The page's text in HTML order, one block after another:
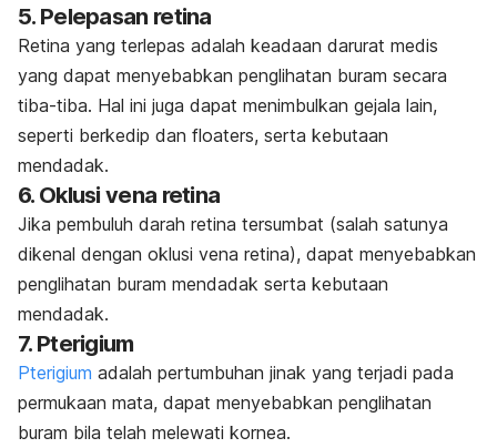
5. Pelepasan retina
Retina yang terlepas adalah keadaan darurat medis
yang dapat menyebabkan penglihatan buram secara
tiba-tiba. Hal ini juga dapat menimbulkan gejala lain,
seperti berkedip dan floaters, serta kebutaan
mendadak.
6. Oklusi vena retina
Jika pembuluh darah retina tersumbat (salah satunya
dikenal dengan oklusi vena retina), dapat menyebabkan
penglihatan buram mendadak serta kebutaan
mendadak.
7. Pterigium
Pterigium adalah pertumbuhan jinak yang terjadi pada
permukaan mata, dapat menyebabkan penglihatan
buram bila telah melewati kornea.